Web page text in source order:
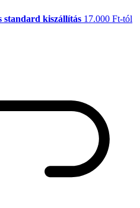
standard kiszállítás 17.000 Ft-tól